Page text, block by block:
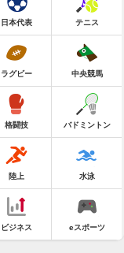
日本代表 テニス
ラグビー 中央競馬
格闘技 バドミントン
陸上 水泳
ビジネス eスポーツ